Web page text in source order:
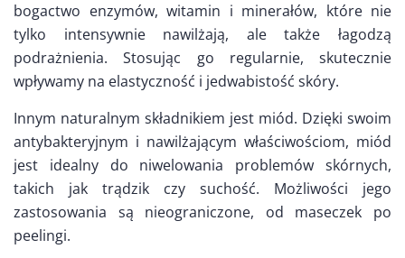
bogactwo enzymów, witamin i minerałów, które nie
tylko intensywnie nawilżają, ale także łagodzą
podrażnienia. Stosując go regularnie, skutecznie
wpływamy na elastyczność i jedwabistość skóry.
Innym naturalnym składnikiem jest miód. Dzięki swoim
antybakteryjnym i nawilżającym właściwościom, miód
jest idealny do niwelowania problemów skórnych,
takich jak trądzik czy suchość. Możliwości jego
zastosowania są nieograniczone, od maseczek po
peelingi.